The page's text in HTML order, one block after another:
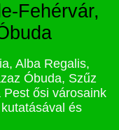
Fehérvár,
Alba Regalis,
Óbuda, Szűz
Pest ősi városaink
és